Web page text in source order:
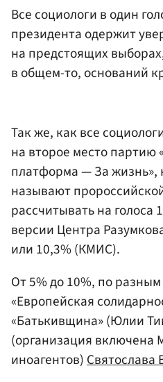
Все социологи в один
президента одержит
на предстоящих
в общем-то, оснований
Так же, как все
на второе место партию
платформа — За жизнь»,
называют
рассчитывать на голоса
версии Центра
или 10,3% (КМИС).
От 5% до 10%, по
«Европейская
«Батькивщина» (Юлии
(организация включена
иноагентов)Святослава